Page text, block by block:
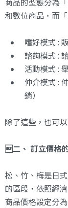
商品的型態分為
和數位商品，而
嗜好模式 :
諮詢模式 :
活動模式 :
仲介模式 :
銷）
除了這些，也可
二、 訂立價格
松、竹、梅是日
的區段，依照經
商品價格設定分為